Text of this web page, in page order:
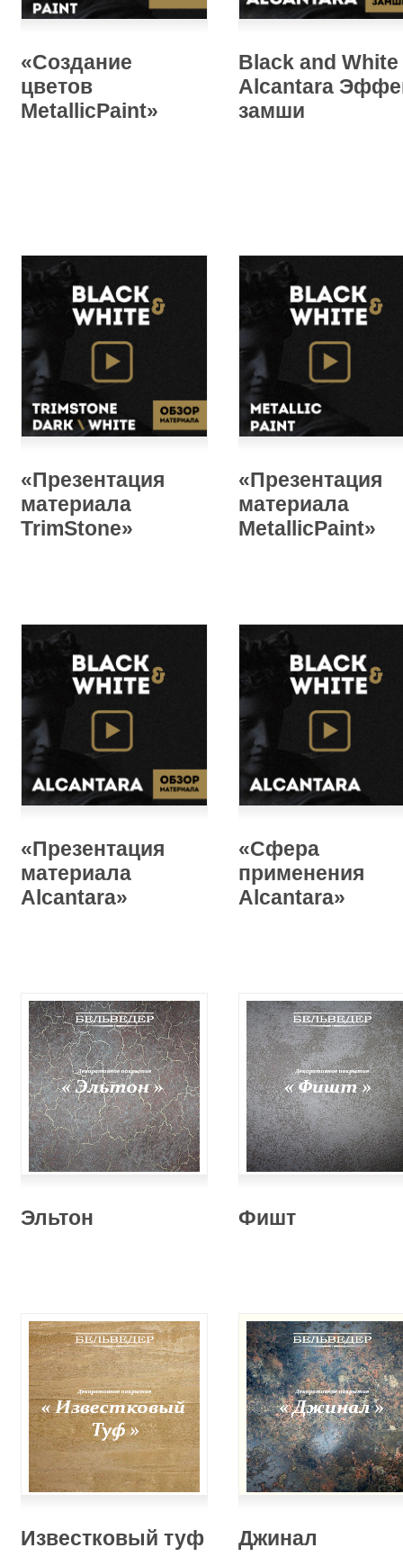
«Создание
цветов
MetallicPaint»
Black and White
Alcantara
замши
«Презентация
материала
TrimStone»
«Презентация
материала
MetallicPaint»
«Презентация
материала
Alcantara»
«Сфера
применения
Alcantara»
Эльтон Фишт
Известковый туф Джинал